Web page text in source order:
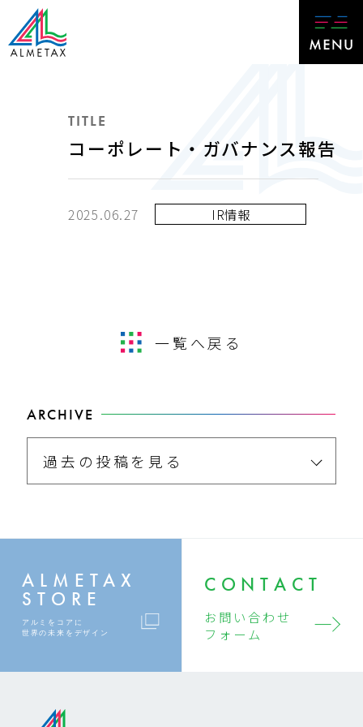
TITLE
コーポレート・ガバナンス報告
2025.06.27 IR情報
一覧へ戻る
ARCHIVE
過去の投稿を見る
ALMETAX
STORE
アルミをコアに
世界の未来をデザイン
CONTACT
お問い合わせ
フォーム